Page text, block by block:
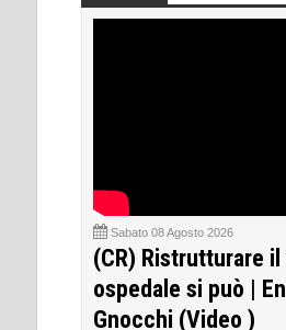
Sabato 08 Agosto 2026
(CR) Ristrutturare
ospedale si può |
Gnocchi (Video )